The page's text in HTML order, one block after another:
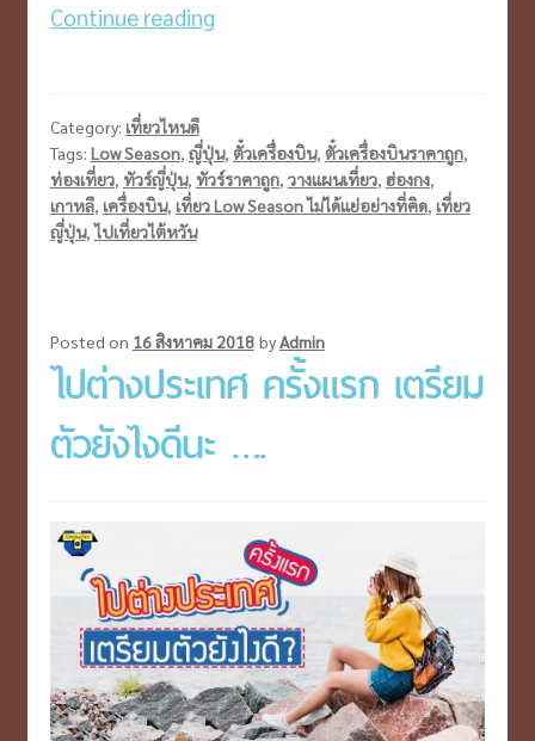
Continue readingเที่ยว
ได้
แย่
อย่าง
Category: เที่ยวไหนดี
Tags: Low Season, ญี่ปุ่น, ตั๋วเครื่องบิน, ตั๋วเครื่องบินราคาถูก,
ท่องเที่ยว, ทัวร์ญี่ปุ่น, ทัวร์ราคาถูก, วางแผนเที่ยว, ฮ่องกง,
เกาหลี, เครื่องบิน, เที่ยว Low Season ไม่ได้แย่อย่างที่คิด, เที่ยว
ญี่ปุ่น,ไปเที่ยวไต้หวัน
Posted on 16 สิงหาคม 2018 byAdmin
ไปต่างประเทศ ครั้งแรก เตรียม
ตัวยังไงดีนะ ….